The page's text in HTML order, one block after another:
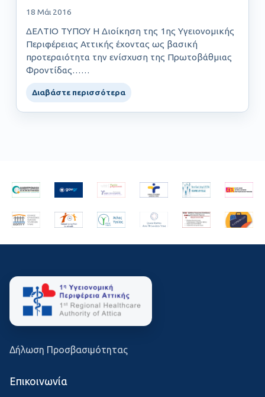
18 Μάι 2016
ΔΕΛΤΙΟ ΤΥΠΟΥ Η Διοίκηση της 1ης Υγειονομικής
Περιφέρειας Αττικής έχοντας ως βασική
προτεραιότητα την ενίσχυση της Πρωτοβάθμιας
Φροντίδας……
Διαβάστε περισσότερα
Δήλωση Προσβασιμότητας
Επικοινωνία